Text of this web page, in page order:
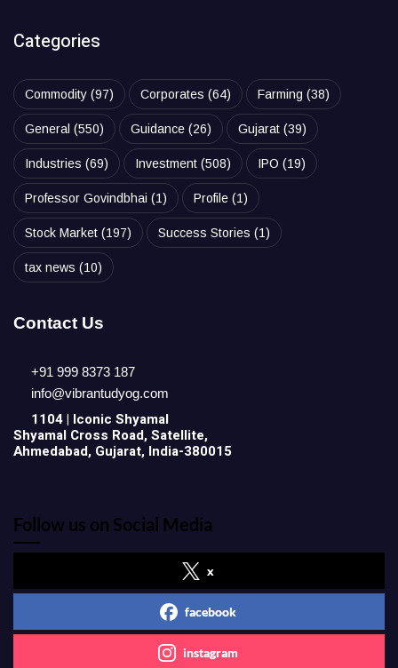
Categories
Commodity (97) Corporates (64) Farming (38)
General (550) Guidance (26) Gujarat (39)
Industries (69) Investment (508) IPO (19)
Professor Govindbhai (1) Profile (1)
Stock Market (197) Success Stories (1)
tax news (10)
Contact Us
+91 999 8373 187
info@vibrantudyog.com
1104 | Iconic Shyamal
Shyamal Cross Road, Satellite,
Ahmedabad, Gujarat, India-380015
Follow us on Social Media
x
facebook
instagram